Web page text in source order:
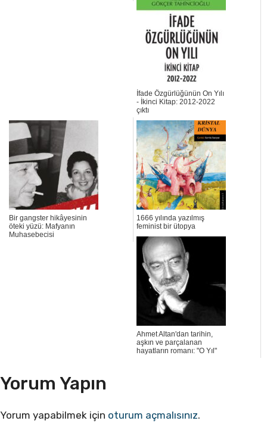
İfade Özgürlüğünün On Yılı
- İkinci Kitap: 2012-2022
çıktı
Bir gangster hikâyesinin
öteki yüzü: Mafyanın
Muhasebecisi
1666 yılında yazılmış
feminist bir ütopya
Ahmet Altan'dan tarihin,
aşkın ve parçalanan
hayatların romanı: "O Yıl"
Yorum Yapın
Yorum yapabilmek için oturum açmalısınız.